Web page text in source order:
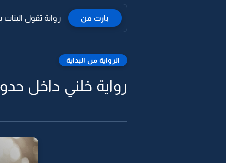
بارت من رواية تقول
الرواية من البداية
رواية خلني داخل